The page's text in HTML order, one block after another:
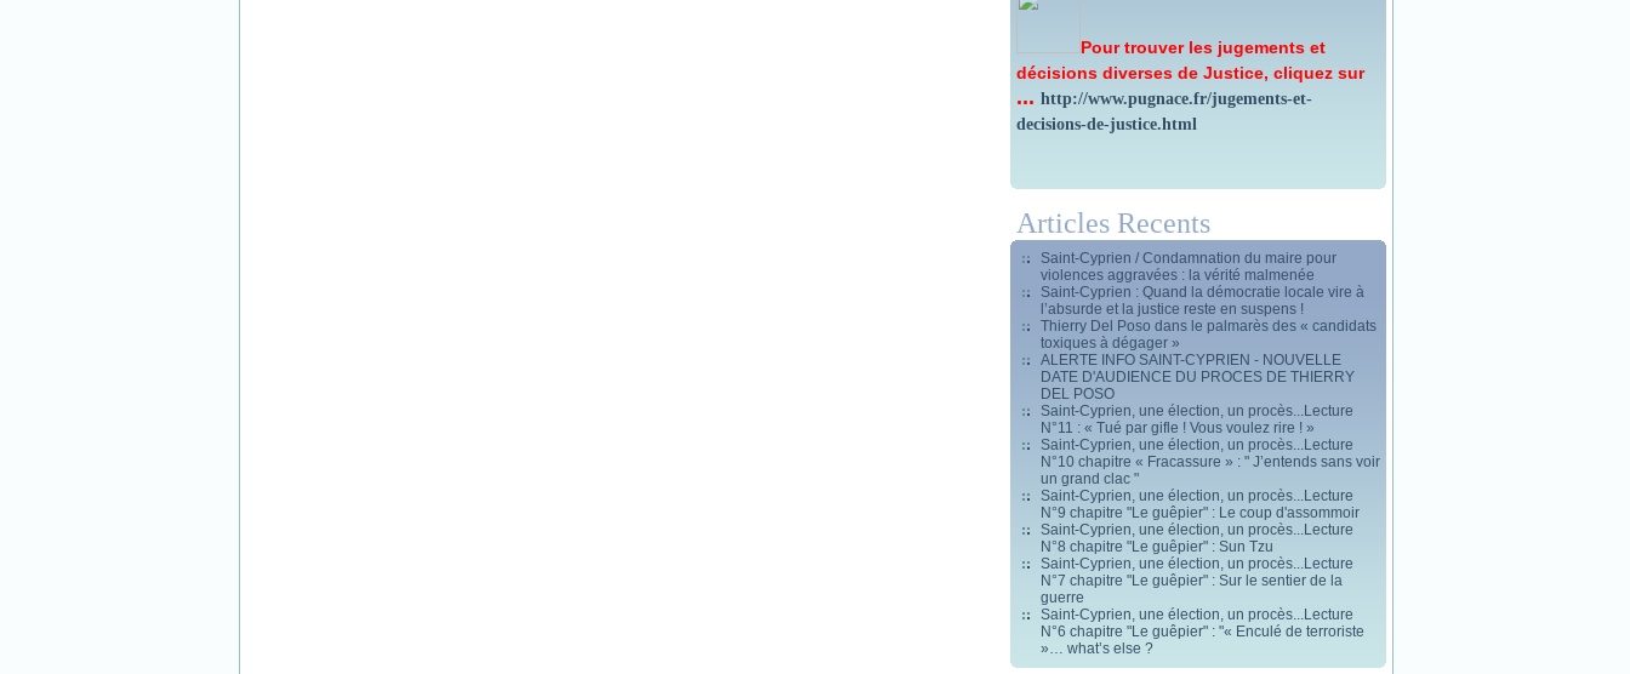
Pour trouver les jugements et
décisions diverses de Justice, cliquez sur
... http://www.pugnace.fr/jugements-et-
decisions-de-justice.html
Articles Recents
Saint-Cyprien / Condamnation du maire pour
violences aggravées : la vérité malmenée
Saint-Cyprien : Quand la démocratie locale vire à
l’absurde et la justice reste en suspens !
Thierry Del Poso dans le palmarès des « candidats
toxiques à dégager »
ALERTE INFO SAINT-CYPRIEN - NOUVELLE
DATE D'AUDIENCE DU PROCES DE THIERRY
DEL POSO
Saint-Cyprien, une élection, un procès...Lecture
N°11 : « Tué par gifle ! Vous voulez rire ! »
Saint-Cyprien, une élection, un procès...Lecture
N°10 chapitre « Fracassure » : " J’entends sans voir
un grand clac "
Saint-Cyprien, une élection, un procès...Lecture
N°9 chapitre "Le guêpier" : Le coup d'assommoir
Saint-Cyprien, une élection, un procès...Lecture
N°8 chapitre "Le guêpier" : Sun Tzu
Saint-Cyprien, une élection, un procès...Lecture
N°7 chapitre "Le guêpier" : Sur le sentier de la
guerre
Saint-Cyprien, une élection, un procès...Lecture
N°6 chapitre "Le guêpier" : "« Enculé de terroriste
»… what’s else ?